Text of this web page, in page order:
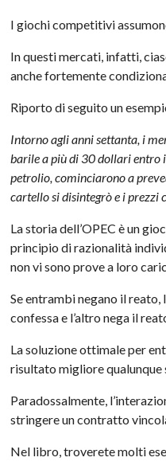
I giochi competitivi
In questi mercati, infatti,
anche fortemente
Riporto di seguito un
Intorno agli anni settanta, i
barile a più di 30 dollari entro
petrolio, cominciarono a
cartello si disintegrò e i
La storia dell’OPEC è un
principio di razionalità
non vi sono prove a loro
Se entrambi negano il reato,
confessa e l’altro nega il
La soluzione ottimale per
risultato migliore
Paradossalmente,
stringere un contratto
Nel libro, troverete molti